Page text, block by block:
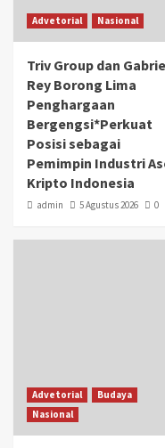
Advetorial Nasional
Triv Group dan
Rey Borong Lima
Penghargaan
Bergengsi*Perkuat
Posisi sebagai
Pemimpin Industri
Kripto Indonesia
admin 5 Agustus 2026 0
Advetorial
Budaya
Nasional